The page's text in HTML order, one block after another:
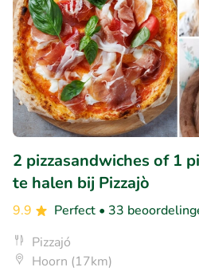
2 pizzasandwiches of 1
te halen bij Pizzajò
9.9 Perfect • 33
Pizzajó
Hoorn (17km)